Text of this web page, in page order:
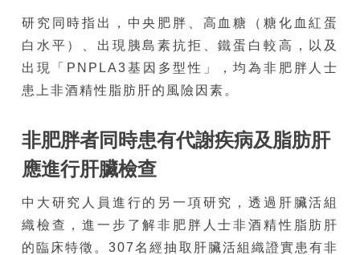
研究同時指出，中央肥胖、高血糖（糖化血紅蛋
白水平）、出現胰島素抗拒、鐵蛋白較高，以及
出現「PNPLA3基因多型性」，均為非肥胖人士
患上非酒精性脂肪肝的風險因素。
非肥胖者同時患有代謝疾病及脂肪肝
應進行肝臟檢查
中大研究人員進行的另一項研究，透過肝臟活組
織檢查，進一步了解非肥胖人士非酒精性脂肪肝
的臨床特徵。307名經抽取肝臟活組織證實患有非